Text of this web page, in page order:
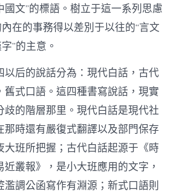
國文”的標語。樹立于這一系列思慮
在的事務得以差別于以往的“言文
”的主意。
以后的說話分為：現代白話，古代
舊式口語。這四種書寫說話，現實
歧的階層那里。現代白話是現代社
那時還有嚴復式翻譯以及部門保存
大班所把握；古代白話起源于《時
叢報》，是小大班應用的文字，
濫調公函寫作有淵源；新式口語則